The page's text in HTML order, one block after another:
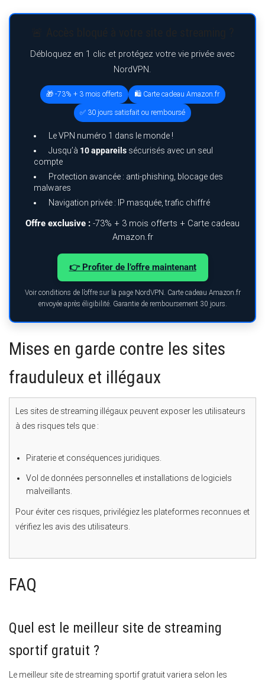
Débloquez en 1 clic et protégez votre vie privée avec
NordVPN.
🎁 -73% + 3 mois offerts 🛍️ Carte cadeau Amazon.fr
✅ 30 jours satisfait ou remboursé
Le VPN numéro 1 dans le monde !
Jusqu’à 10 appareils sécurisés avec un seul
compte
Protection avancée : anti-phishing, blocage des
malwares
Navigation privée : IP masquée, trafic chiffré
Offre exclusive : -73% + 3 mois offerts + Carte cadeau
Amazon.fr
👉 Profiter de l’offre maintenant
Voir conditions de l’offre sur la page NordVPN. Carte cadeau Amazon.fr
envoyée après éligibilité. Garantie de remboursement 30 jours.
Mises en garde contre les sites
frauduleux et illégaux
Les sites de streaming illégaux peuvent exposer les utilisateurs
à des risques tels que :
Piraterie et conséquences juridiques.
Vol de données personnelles et installations de logiciels
malveillants.
Pour éviter ces risques, privilégiez les plateformes reconnues et
vérifiez les avis des utilisateurs.
FAQ
Quel est le meilleur site de streaming
sportif gratuit ?
Le meilleur site de streaming sportif gratuit variera selon les